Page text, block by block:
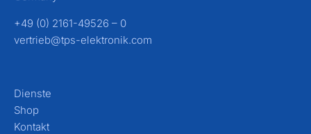
+49 (0) 2161-49526 – 0
vertrieb@tps-elektronik.com
Dienste
Shop
Kontakt